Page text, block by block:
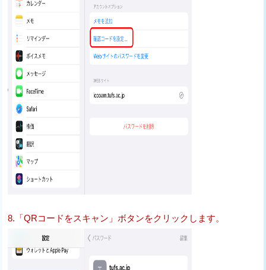
8.「QRコードをスキャン」ボタンをクリックします。